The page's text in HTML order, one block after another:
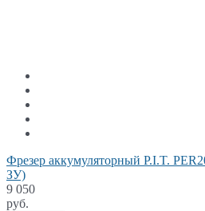
Фрезер аккумуляторный P.I.T.
ЗУ)
9 050
руб.